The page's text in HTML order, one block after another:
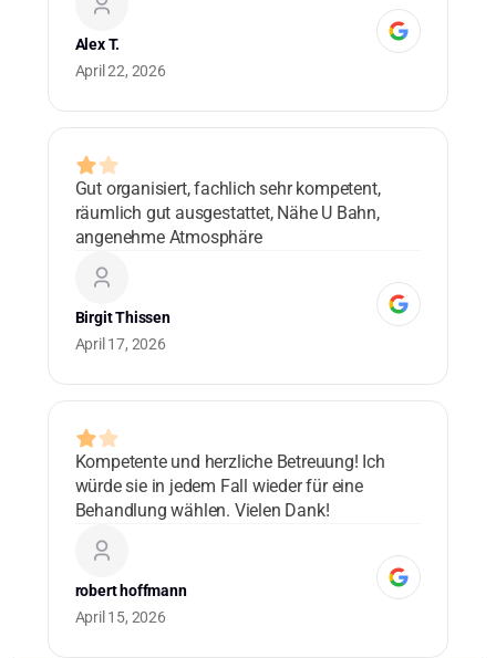
Alex T.
April 22, 2026
Gut organisiert, fachlich sehr kompetent,
räumlich gut ausgestattet, Nähe U Bahn,
angenehme Atmosphäre
Birgit Thissen
April 17, 2026
Kompetente und herzliche Betreuung! Ich
würde sie in jedem Fall wieder für eine
Behandlung wählen. Vielen Dank!
robert hoffmann
April 15, 2026